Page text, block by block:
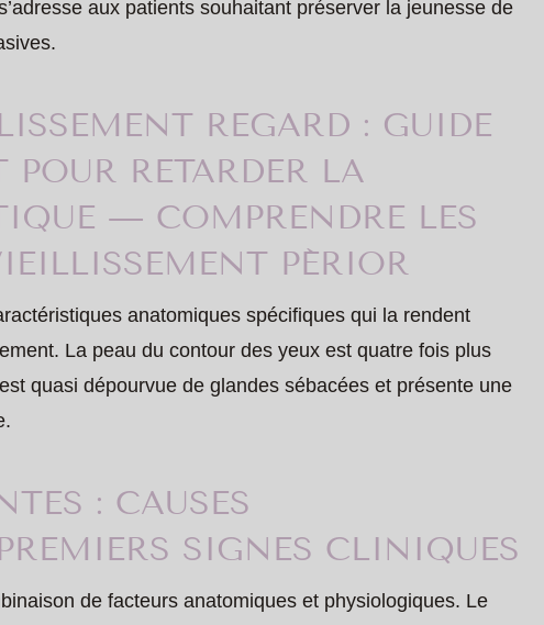
aux patients souhaitant préserver la jeunesse de
REGARD : GUIDE
RETARDER LA
— COMPRENDRE LES
PÉRIOR
anatomiques spécifiques qui la rendent
La peau du contour des yeux est quatre fois plus
quasi dépourvue de glandes sébacées et présente une
: CAUSES
SIGNES CLINIQUES
de facteurs anatomiques et physiologiques. Le